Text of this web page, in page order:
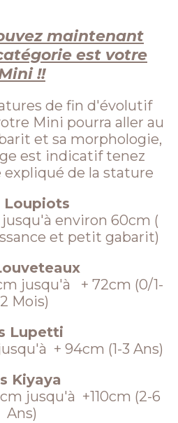
maintenant
est votre
!!
de fin d'évolutif
Mini pourra aller au
et sa morphologie,
est indicatif tenez
de la stature
Loupiots
environ 60cm (
et petit gabarit)
jusqu'à + 72cm (0/1-
Mois)
Lupetti
+ 94cm (1-3 Ans)
Kiyaya
jusqu'à +110cm (2-6
Ans)